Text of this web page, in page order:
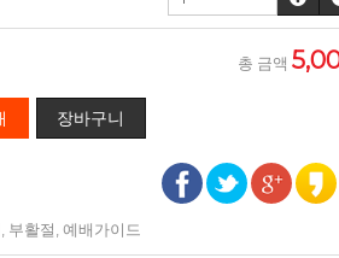
총 금액
부활절 예배가이드